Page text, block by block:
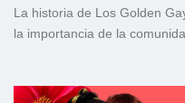
La historia de Los Golden
la importancia de la